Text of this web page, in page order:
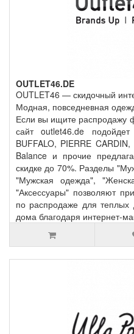
OUTLET46.DE
OUTLET46 — скидочный
Модная, повседневная
Если вы ищите распродажу
сайт outlet46.de
BUFFALO, PIERRE
Balance и прочие
скидке до 70%. Разделы
"Мужская одежда",
"Аксессуары" позволяют
по распродаже для
дома благодаря интернет-